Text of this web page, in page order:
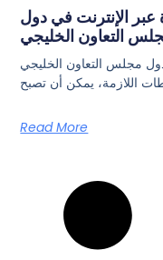
عبر الإنترنت في دول
التعاون الخليجي
مجلس التعاون الخليجي
اللازمة، يمكن أن تصبح
Read More